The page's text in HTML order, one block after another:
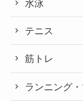
水泳
テニス
筋トレ
ランニング